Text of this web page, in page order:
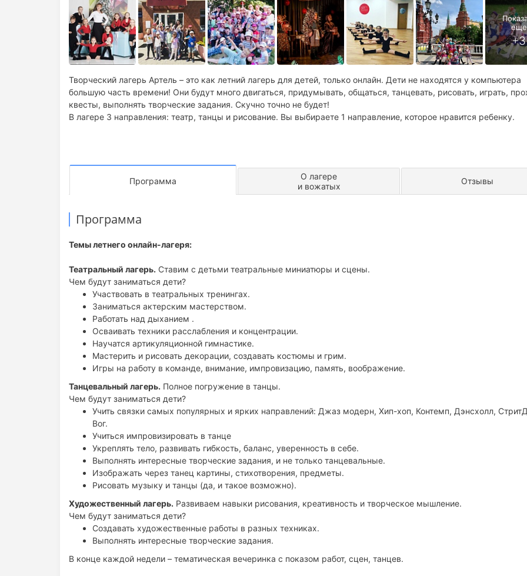
Творческий лагерь Артель – это как летний лагерь для детей, только онлайн. Дети не находятся у компьютера
большую часть времени! Они будут много двигаться, придумывать, общаться, танцевать, рисовать, играть,
квесты, выполнять творческие задания. Скучно точно не будет!
В лагере 3 направления: театр, танцы и рисование. Вы выбираете 1 направление, которое нравится ребенку.
Программа
О лагере
и вожатых
Отзывы
Программа
Темы летнего онлайн-лагеря:
Театральный лагерь. Ставим с детьми театральные миниатюры и сцены.
Чем будут заниматься дети?
Участвовать в театральных тренингах.
Заниматься актерским мастерством.
Работать над дыханием .
Осваивать техники расслабления и концентрации.
Научатся артикуляционной гимнастике.
Мастерить и рисовать декорации, создавать костюмы и грим.
Игры на работу в команде, внимание, импровизацию, память, воображение.
Танцевальный лагерь. Полное погружение в танцы.
Чем будут заниматься дети?
Учить связки самых популярных и ярких направлений: Джаз модерн, Хип-хоп, Контемп, Дэнсхолл,
Вог.
Учиться импровизировать в танце
Укреплять тело, развивать гибкость, баланс, уверенность в себе.
Выполнять интересные творческие задания, и не только танцевальные.
Изображать через танец картины, стихотворения, предметы.
Рисовать музыку и танцы (да, и такое возможно).
Художественный лагерь. Развиваем навыки рисования, креативность и творческое мышление.
Чем будут заниматься дети?
Создавать художественные работы в разных техниках.
Выполнять интересные творческие задания.
В конце каждой недели – тематическая вечеринка с показом работ, сцен, танцев.